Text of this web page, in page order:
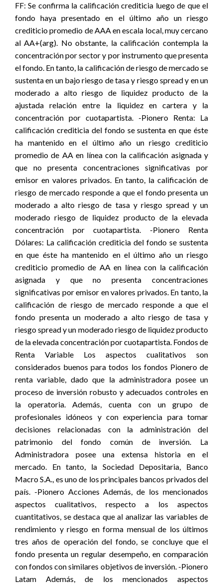
FF: Se confirma la calificación crediticia luego de que el
fondo haya presentado en el último año un riesgo
crediticio promedio de AAA en escala local, muy cercano
al AA+(arg). No obstante, la calificación contempla la
concentración por sector y por instrumento que presenta
el fondo. En tanto, la calificación de riesgo de mercado se
sustenta en un bajo riesgo de tasa y riesgo spread y en un
moderado a alto riesgo de liquidez producto de la
ajustada relación entre la liquidez en cartera y la
concentración por cuotapartista. -Pionero Renta: La
calificación crediticia del fondo se sustenta en que éste
ha mantenido en el último año un riesgo crediticio
promedio de AA en línea con la calificación asignada y
que no presenta concentraciones significativas por
emisor en valores privados. En tanto, la calificación de
riesgo de mercado responde a que el fondo presenta un
moderado a alto riesgo de tasa y riesgo spread y un
moderado riesgo de liquidez producto de la elevada
concentración por cuotapartista. -Pionero Renta
Dólares: La calificación crediticia del fondo se sustenta
en que éste ha mantenido en el último año un riesgo
crediticio promedio de AA en línea con la calificación
asignada y que no presenta concentraciones
significativas por emisor en valores privados. En tanto, la
calificación de riesgo de mercado responde a que el
fondo presenta un moderado a alto riesgo de tasa y
riesgo spread y un moderado riesgo de liquidez producto
de la elevada concentración por cuotapartista. Fondos de
Renta Variable Los aspectos cualitativos son
considerados buenos para todos los fondos Pionero de
renta variable, dado que la administradora posee un
proceso de inversión robusto y adecuados controles en
la operatoria. Además, cuenta con un grupo de
profesionales idóneos y con experiencia para tomar
decisiones relacionadas con la administración del
patrimonio del fondo común de inversión. La
Administradora posee una extensa historia en el
mercado. En tanto, la Sociedad Depositaria, Banco
Macro S.A., es uno de los principales bancos privados del
país. -Pionero Acciones Además, de los mencionados
aspectos cualitativos, respecto a los aspectos
cuantitativos, se destaca que al analizar las variables de
rendimiento y riesgo en forma mensual de los últimos
tres años de operación del fondo, se concluye que el
fondo presenta un regular desempeño, en comparación
con fondos con similares objetivos de inversión. -Pionero
Latam Además, de los mencionados aspectos